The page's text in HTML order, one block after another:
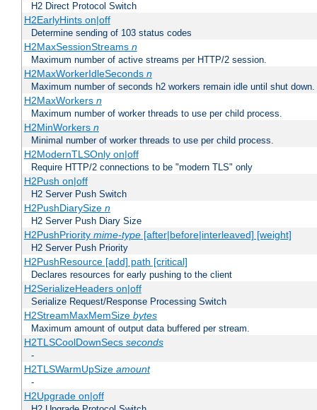
H2 Direct Protocol Switch
H2EarlyHints on|off
Determine sending of 103 status codes
H2MaxSessionStreams n
Maximum number of active streams per HTTP/2 session.
H2MaxWorkerIdleSeconds n
Maximum number of seconds h2 workers remain idle until shut down.
H2MaxWorkers n
Maximum number of worker threads to use per child process.
H2MinWorkers n
Minimal number of worker threads to use per child process.
H2ModernTLSOnly on|off
Require HTTP/2 connections to be "modern TLS" only
H2Push on|off
H2 Server Push Switch
H2PushDiarySize n
H2 Server Push Diary Size
H2PushPriority mime-type[after|before|interleaved] [weight]
H2 Server Push Priority
H2PushResource [add] path [critical]
Declares resources for early pushing to the client
H2SerializeHeaders on|off
Serialize Request/Response Processing Switch
H2StreamMaxMemSize bytes
Maximum amount of output data buffered per stream.
H2TLSCoolDownSecs seconds
-
H2TLSWarmUpSize amount
-
H2Upgrade on|off